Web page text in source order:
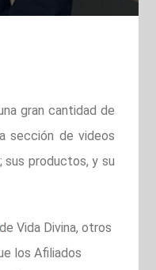
gran cantidad de
sección de videos
sus productos, y su
Vida Divina, otros
los Afiliados